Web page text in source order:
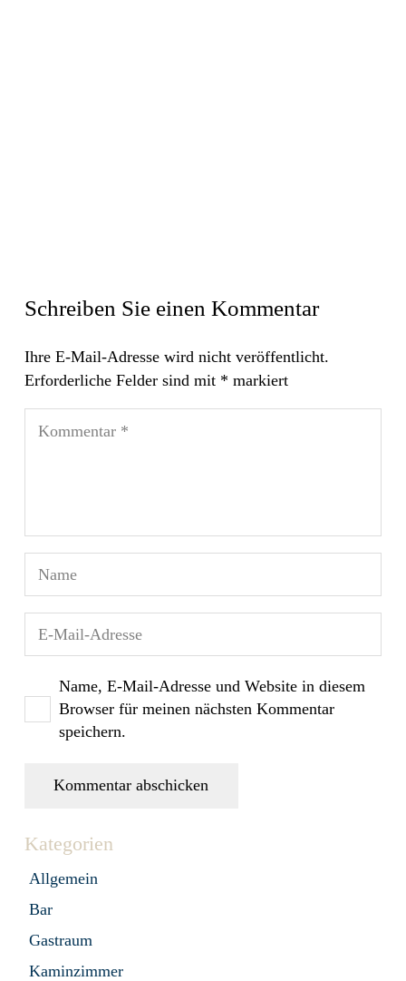
Schreiben Sie einen Kommentar
Ihre E-Mail-Adresse wird nicht veröffentlicht.
Erforderliche Felder sind mit * markiert
Name, E-Mail-Adresse und Website in diesem
Browser für meinen nächsten Kommentar
speichern.
Kommentar abschicken
Kategorien
Allgemein
Bar
Gastraum
Kaminzimmer